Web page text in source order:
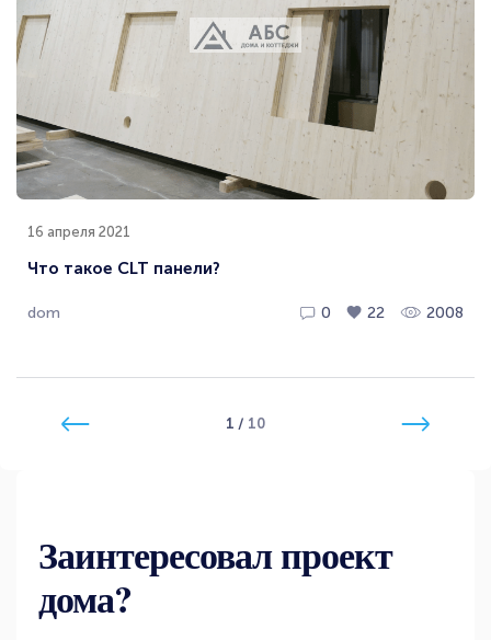
16 апреля 2021
Что такое CLT панели?
dom 0 22 2008
1 / 10
Заинтересовал проект
дома?